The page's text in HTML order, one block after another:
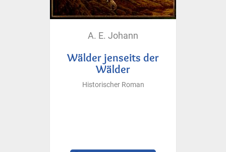
A. E. Johann
Wälder jenseits der
Wälder
Historischer Roman